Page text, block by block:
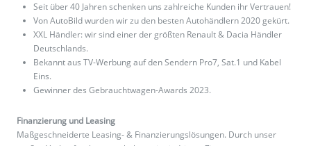
Seit über 40 Jahren schenken uns zahlreiche Kunden ihr Vertrauen!
Von AutoBild wurden wir zu den besten Autohändlern 2020 gekürt.
XXL Händler: wir sind einer der größten Renault & Dacia Händler
Deutschlands.
Bekannt aus TV-Werbung auf den Sendern Pro7, Sat.1 und Kabel
Eins.
Gewinner des Gebrauchtwagen-Awards 2023.
Finanzierung und Leasing
Maßgeschneiderte Leasing- & Finanzierungslösungen. Durch unser